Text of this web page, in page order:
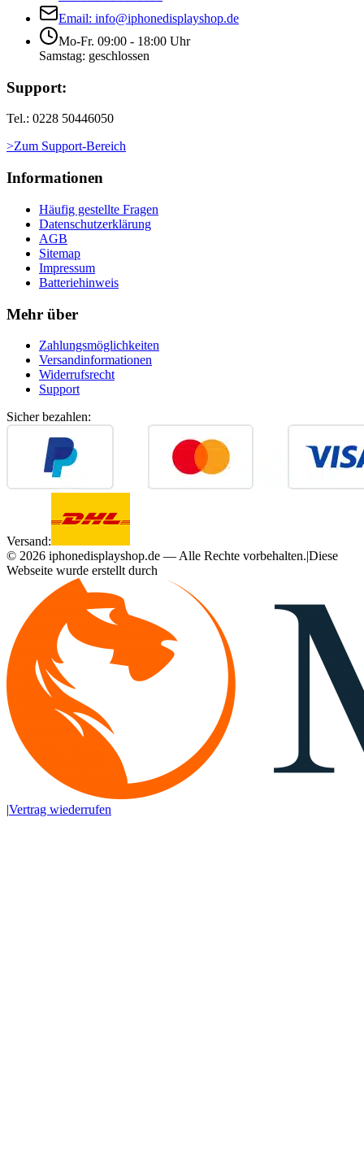
Email: info@iphonedisplayshop.de
Mo-Fr. 09:00 - 18:00 Uhr
Samstag: geschlossen
Support:
Tel.: 0228 50446050
>Zum Support-Bereich
Informationen
Häufig gestellte Fragen
Datenschutzerklärung
AGB
Sitemap
Impressum
Batteriehinweis
Mehr über
Zahlungsmöglichkeiten
Versandinformationen
Widerrufsrecht
Support
Sicher bezahlen:
Versand:
© 2026 iphonedisplayshop.de — Alle Rechte vorbehalten.|Diese
Webseite wurde erstellt durch
|Vertrag wiederrufen